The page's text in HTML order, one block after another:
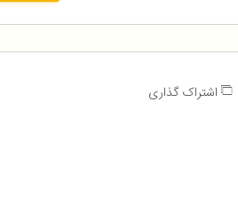
اشتراک گذاری